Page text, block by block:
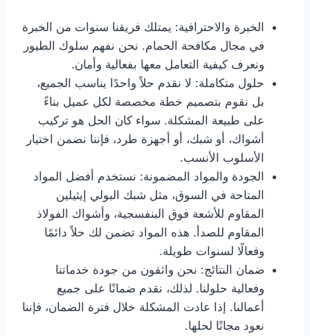
الخبرة والاحترافية: يمتلك فريقنا سنوات من الخبرة
في مجال مكافحة الحمام. نحن نفهم سلوك الطيور
ونعرف كيفية التعامل معها بفعالية وأمان.
حلول متكاملة: لا نقدم حلاً واحدًا يناسب الجميع،
بل نقوم بتصميم خطة مخصصة لكل عميل بناءً
على طبيعة المشكلة. سواء كان الحل هو تركيب
أشواك، أو شبك، أو أجهزة طرد، فإننا نضمن اختيار
الأسلوب الأنسب.
الجودة والمواد المضمونة: نستخدم أفضل المواد
المتاحة في السوق، مثل شبك البولي إيثيلين
المقاوم للأشعة فوق البنفسجية، وأشواك الفولاذ
المقاوم للصدأ. هذه المواد تضمن لك حلاً دائمًا
وفعالًا لسنوات طويلة.
ضمان النتائج: نحن واثقون من جودة خدماتنا
وفعالية حلولنا. لذلك، نقدم ضمانًا على جميع
أعمالنا. إذا عادت المشكلة خلال فترة الضمان، فإننا
نعود مجانًا لحلها.